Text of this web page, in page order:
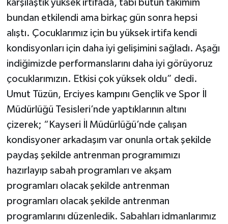
karşılaştık yüksek irtifada, tabi bütün takımım
bundan etkilendi ama birkaç gün sonra hepsi
alıştı. Çocuklarımız için bu yüksek irtifa kendi
kondisyonları için daha iyi gelişimini sağladı. Aşağı
indiğimizde performanslarını daha iyi görüyoruz
çocuklarımızın. Etkisi çok yüksek oldu” dedi.
Umut Tüzün, Erciyes kampını Gençlik ve Spor İl
Müdürlüğü Tesisleri’nde yaptıklarının altını
çizerek; “Kayseri İl Müdürlüğü’nde çalışan
kondisyoner arkadaşım var onunla ortak şekilde
paydaş şekilde antrenman programımızı
hazırlayıp sabah programları ve akşam
programları olacak şekilde antrenman
programları olacak şekilde antrenman
programlarını düzenledik. Sabahları idmanlarımız